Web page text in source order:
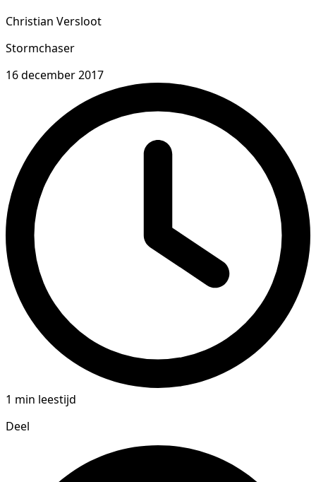
Christian Versloot
Stormchaser
16 december 2017
1 min leestijd
Deel